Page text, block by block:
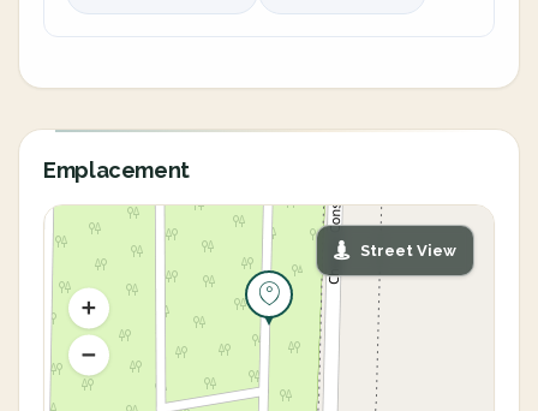
Emplacement
Street View